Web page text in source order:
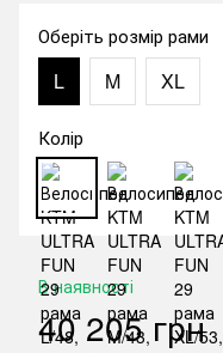
Оберіть розмір рами
L M XL
Колір
В наявності
40 205 грн